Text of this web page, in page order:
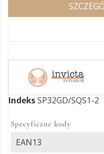
IndeksSP32GD/SQS1-2
Specyficzne kody
EAN13